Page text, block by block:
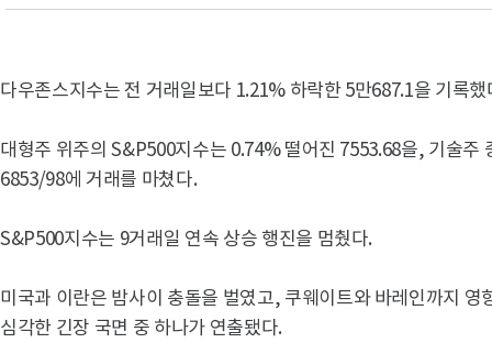
다우존스지수는 전 거래일보다 1.21% 하락한 5만687.1을 기록했
대형주 위주의 S&P500지수는 0.74% 떨어진 7553.68을, 기술주
6853/98에 거래를 마쳤다.
S&P500지수는 9거래일 연속 상승 행진을 멈췄다.
미국과 이란은 밤사이 충돌을 벌였고, 쿠웨이트와 바레인까지 영
심각한 긴장 국면 중 하나가 연출됐다.